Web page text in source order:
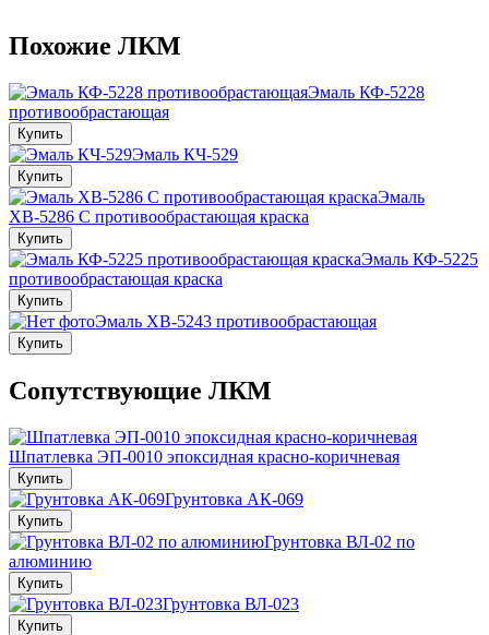
Похожие ЛКМ
Эмаль КФ-5228
противообрастающая
Купить
Эмаль КЧ-529
Купить
Эмаль
ХВ-5286 С противообрастающая краска
Купить
Эмаль КФ-5225
противообрастающая краска
Купить
Эмаль ХВ-5243 противообрастающая
Купить
Сопутствующие ЛКМ
Шпатлевка ЭП-0010 эпоксидная красно-коричневая
Купить
Грунтовка АК-069
Купить
Грунтовка ВЛ-02 по
алюминию
Купить
Грунтовка ВЛ-023
Купить